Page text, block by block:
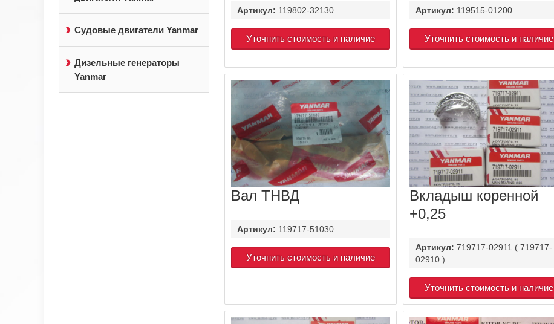
Судовые двигатели Yanmar
Дизельные генераторы
Yanmar
Артикул: 119802-32130
Уточнить стоимость и наличие
Артикул: 119515-01200
Уточнить стоимость и наличие
Вал ТНВД
Артикул: 119717-51030
Уточнить стоимость и наличие
Вкладыш коренной
+0,25
Артикул:719717-02911 ( 719717-
02910 )
Уточнить стоимость и наличие